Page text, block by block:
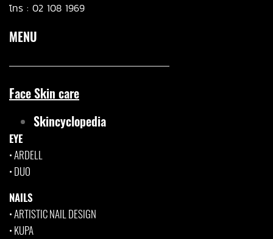
โทร : 02 108 1969
MENU
Face Skin care
Skincyclopedia
EYE
•ARDELL
• DUO
NAILS
•ARTISTIC NAIL DESIGN
• KUPA